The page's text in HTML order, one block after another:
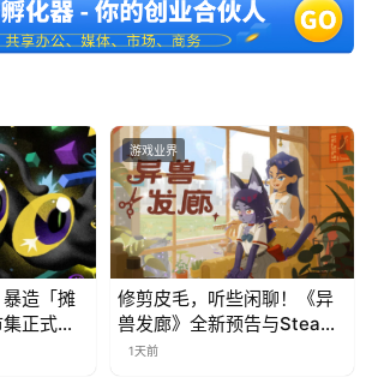
造「摊
正式开
游戏业界
修剪皮毛，听些闲聊！《异
兽发廊》全新预告与Steam
免费试玩公开
1天前